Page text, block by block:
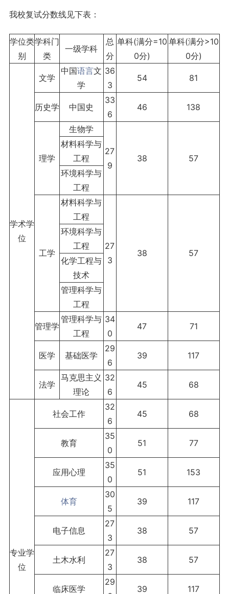
我校复试分数线见下表：
学位类
别
学科门
类
一级学科
总
分
单科(满分=10
0分)
单科(满分>10
0分)
学术学
位
文学
中国语言文
学
36
3
54 81
历史学 中国史
33
6
46 138
理学
生物学
27
9
38 57
材料科学与
工程
环境科学与
工程
工学
材料科学与
工程
27
3
38 57
环境科学与
工程
化学工程与
技术
管理科学与
工程
管理学
管理科学与
工程
34
0
47 71
医学 基础医学
29
6
39 117
法学
马克思主义
理论
32
6
45 68
专业学
位
社会工作
32
6
45 68
教育
35
0
51 77
应用心理
35
0
51 153
体育
30
5
39 117
电子信息
27
3
38 57
土木水利
27
3
38 57
临床医学
29
39 117